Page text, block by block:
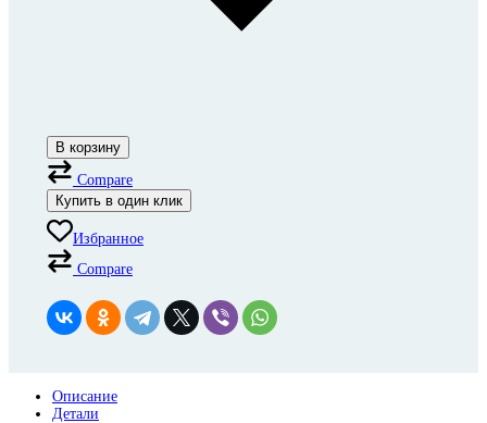
В корзину
Compare
Купить в один клик
Избранное
Compare
Описание
Детали